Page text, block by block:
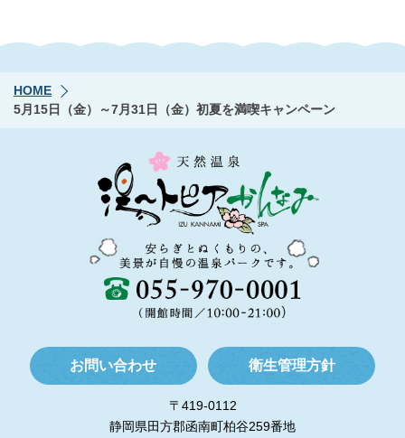
HOME
5月15日（金）～7月31日（金）初夏を満喫キャンペーン
お問い合わせ 衛生管理方針
〒419-0112
静岡県田方郡函南町柏谷259番地